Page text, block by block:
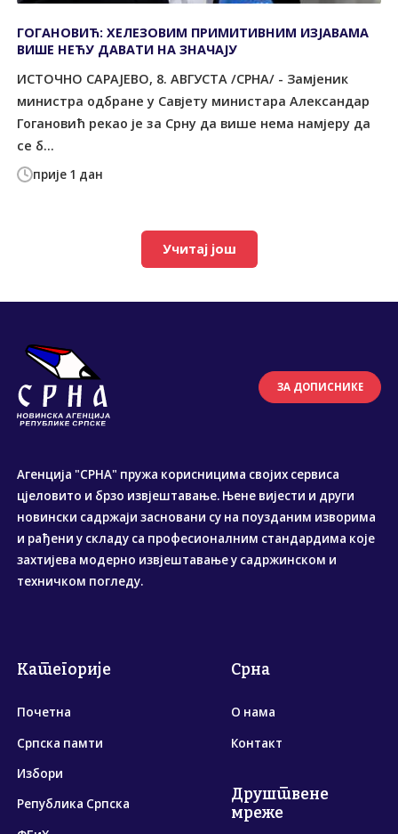
прије 1 дан
ГОГАНОВИЋ: ХЕЛЕЗОВИМ ПРИМИТИВНИМ ИЗЈАВАМА
ВИШЕ НЕЋУ ДАВАТИ НА ЗНАЧАЈУ
ИСТОЧНО САРАЈЕВО, 8. АВГУСТА /СРНА/ - Замјеник
министра одбране у Савјету министара Александар
Гогановић рекао је за Срну да више нема намјеру да
се б...
Учитај још
ЗА ДОПИСНИКЕ
Агенција "СРНА" пружа корисницима својих сервиса
цјеловито и брзо извјештавање. Њене вијести и други
новински садржаји засновани су на поузданим изворима
и рађени у складу са професионалним стандардима које
захтијева модерно извјештавање у садржинском и
техничком погледу.
Категорије
Почетна
Српска памти
Избори
Република Српска
Срна
О нама
Контакт
Друштвене
мреже